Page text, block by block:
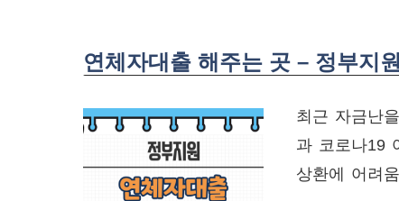
연체자대출 해주는 곳 – 정부지
최근 자금난
과 코로나19
상환에 어려